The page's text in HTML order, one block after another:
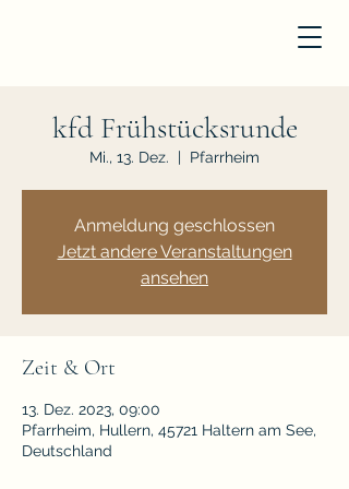
kfd Frühstücksrunde
Mi., 13. Dez.
  |
Pfarrheim
Anmeldung geschlossen
Jetzt andere Veranstaltungen
ansehen
Zeit & Ort
13. Dez. 2023, 09:00
Pfarrheim, Hullern, 45721 Haltern am See,
Deutschland